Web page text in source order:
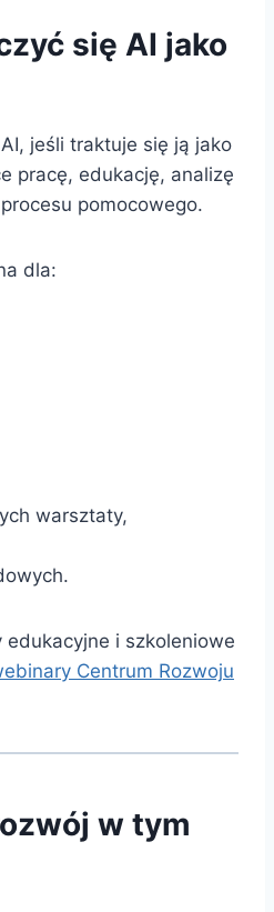
się AI jako
jeśli traktuje się ją jako
pracę, edukację, analizę
pomocowego.
dla:
warsztaty,
edukacyjne i szkoleniowe
Centrum Rozwoju
w tym